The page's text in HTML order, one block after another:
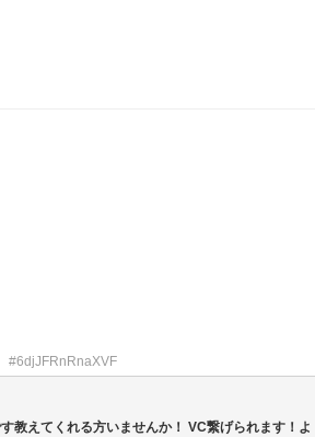
#6djJFRnRnaXVF
教えてくれる方いませんか！ VC繋げられます！よ